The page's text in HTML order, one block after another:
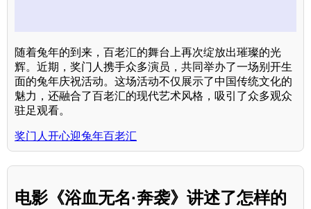
随着兔年的到来，百老汇的舞台上再次绽放出璀璨的光
辉。近期，奖门人携手众多演员，共同举办了一场别开生
面的兔年庆祝活动。这场活动不仅展示了中国传统文化的
魅力，还融合了百老汇的现代艺术风格，吸引了众多观众
驻足观看。
奖门人开心迎兔年百老汇
电影《浴血无名·奔袭》讲述了怎样的